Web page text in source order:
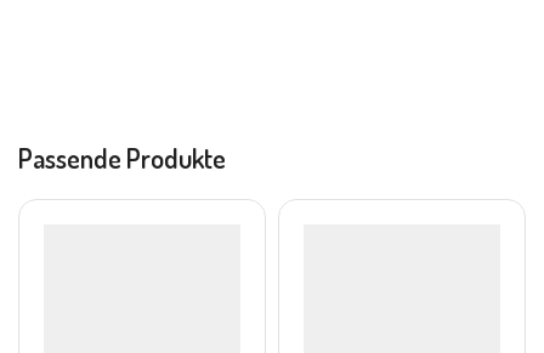
Passende Produkte